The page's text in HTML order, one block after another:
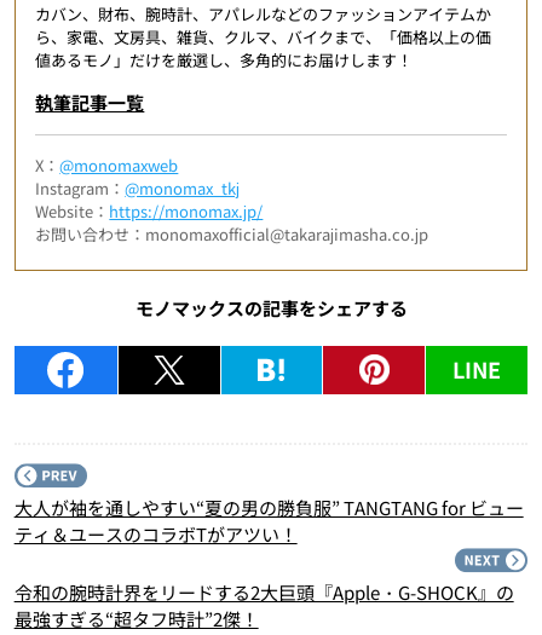
カバン、財布、腕時計、アパレルなどのファッションアイテムか
ら、家電、文房具、雑貨、クルマ、バイクまで、「価格以上の価
値あるモノ」だけを厳選し、多角的にお届けします！
執筆記事一覧
X：@monomaxweb
Instagram：@monomax_tkj
Website： https://monomax.jp/
お問い合わせ：monomaxofficial@takarajimasha.co.jp
モノマックスの記事をシェアする
LINE
大人が袖を通しやすい“夏の男の勝負服” TANGTANG for ビュー
ティ＆ユースのコラボTがアツい！
令和の腕時計界をリードする2大巨頭『Apple・G-SHOCK』の
最強すぎる“超タフ時計”2傑！